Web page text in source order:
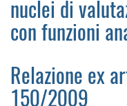
nuclei di
con funzioni
Relazione ex
150/2009